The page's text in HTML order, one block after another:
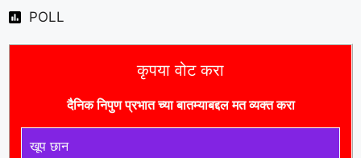
POLL
कृपया वोट करा
दैनिक निपुण प्रभात च्या बातम्याबद्दल मत व्यक्त करा
खूप छान